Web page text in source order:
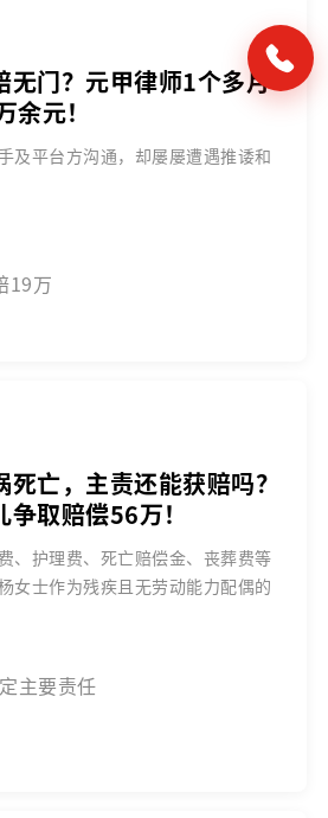
无门？元甲律师1个多月
元！
及平台方沟通，却屡屡遭遇推诿和
19万
亡，主责还能获赔吗？
取赔偿56万！
、护理费、死亡赔偿金、丧葬费等
女士作为残疾且无劳动能力配偶的
主要责任